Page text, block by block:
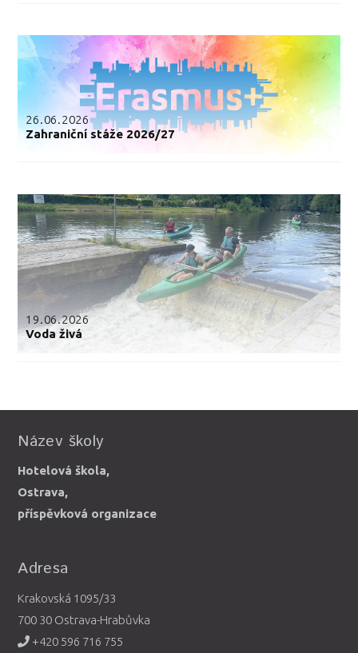
26.06.2026
Zahraniční stáže 2026/27
19.06.2026
Voda živá
Název školy
Hotelová škola,
Ostrava,
příspěvková organizace
Adresa
Krakovská 1095/33
700 30 Ostrava-Hrabůvka
+420 596 716 755